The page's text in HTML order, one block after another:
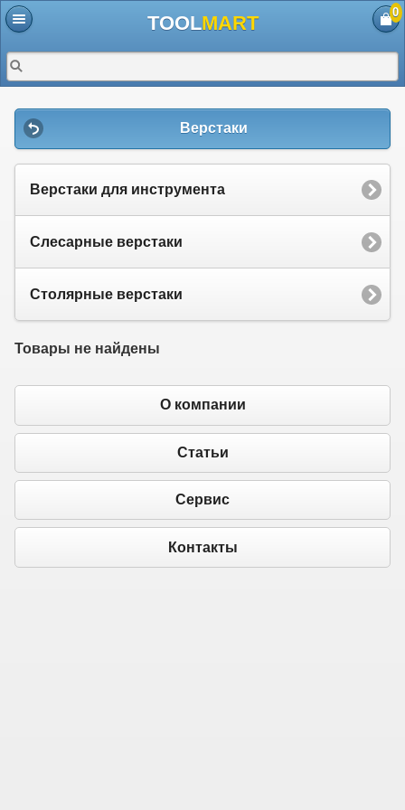
TOOLMART 0
Верстаки
Верстаки для инструмента
Слесарные верстаки
Столярные верстаки
Товары не найдены
О компании
Статьи
Сервис
Контакты